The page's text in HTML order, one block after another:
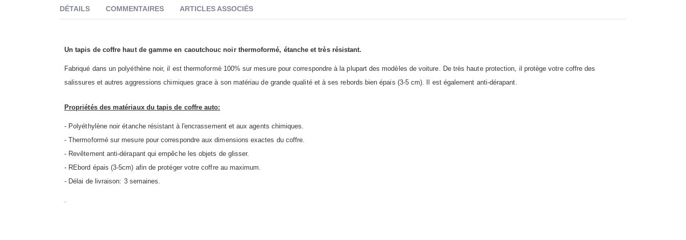
DÉTAILS
Un tapis de coffre haut de gamme en caoutchouc noir thermoformé, étanche et très résistant.
Fabriqué dans un polyéthène noir, il est thermoformé 100% sur mesure pour correspondre à la plupart des modèles de voiture. De très haute protection, il protège votre coffre des
salissures et autres aggressions chimiques grace à son matériau de grande qualité et à ses rebords bien épais (3-5 cm). Il est également anti-dérapant.
Propriétés des matériaux du tapis de coffre auto:
- Polyéthylène noir étanche résistant à l'encrassement et aux agents chimiques.
- Thermoformé sur mesure pour correspondre aux dimensions exactes du coffre.
- Revêtement anti-dérapant qui empêche les objets de glisser.
- REbord épais (3-5cm) afin de protéger votre coffre au maximum.
- Délai de livraison: 3 semaines.
COMMENTAIRES ARTICLES ASSOCIÉS